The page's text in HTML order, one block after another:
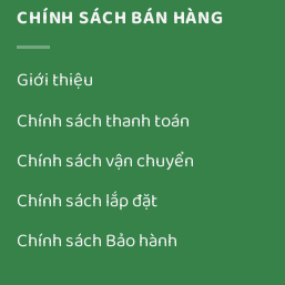
CHÍNH SÁCH BÁN HÀNG
Giới thiệu
Chính sách thanh toán
Chính sách vận chuyển
Chính sách lắp đặt
Chính sách Bảo hành